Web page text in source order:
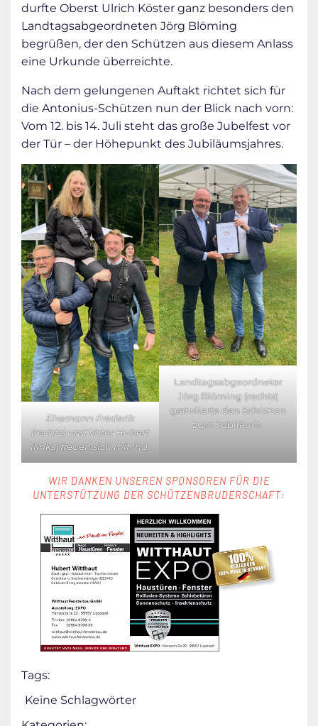
durfte Oberst Ulrich Köster ganz besonders den
Landtagsabgeordneten Jörg Blöming
begrüßen, der den Schützen aus diesem Anlass
eine Urkunde überreichte.
Nach dem gelungenen Auftakt richtet sich für
die Antonius-Schützen nun der Blick nach vorn:
Vom 12. bis 14. Juli steht das große Jubelfest vor
der Tür – der Höhepunkt des Jubiläumsjahres.
Ehemann Frederik
(rechts) und Vater Hubert
(links) freuen sich mit Ina.
Landtagsabgeordneter
Jörg Blöming (rechts)
gratulierte den Schützen
zum Jubiläum.
WIR DANKEN UNSEREN SPONSOREN FÜR DIE
UNTERSTÜTZUNG DER SCHÜTZENBRUDERSCHAFT:
Tags:
Keine Schlagwörter